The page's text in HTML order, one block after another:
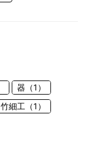
器（1）
竹細工（1）